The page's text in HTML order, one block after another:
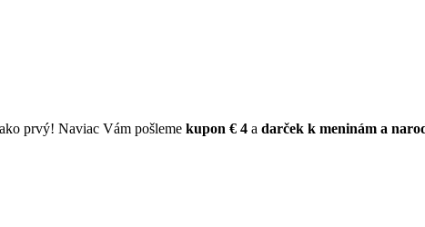
prvý! Naviac Vám pošleme kupon € 4 a darček k meninám a